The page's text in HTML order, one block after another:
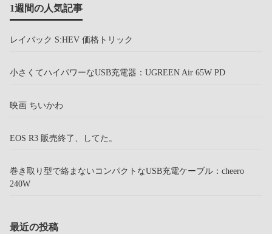
1週間の人気記事
レイバック S:HEV 価格トリック
小さくてハイパワーなUSB充電器：UGREEN Air 65W PD
映画 ちいかわ
EOS R3 販売終了、してた。
巻き取り型で絡まないコンパクトなUSB充電ケーブル：cheero
240W
最近の投稿